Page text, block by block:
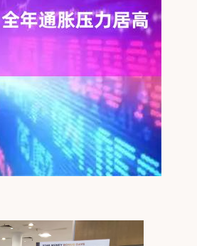
沪深300 4630.83 -27.32